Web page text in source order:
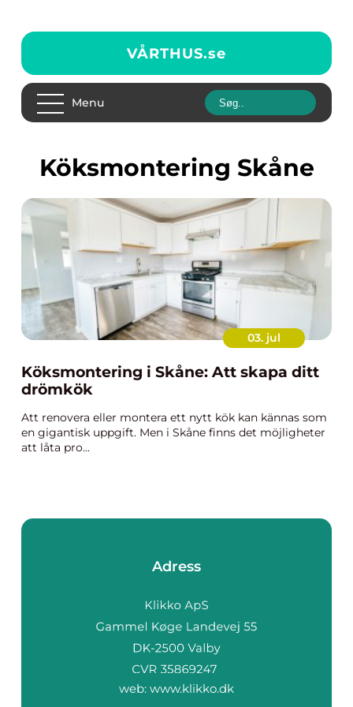
VÅRTHUS.se
Menu
Köksmontering Skåne
03. jul
Köksmontering i Skåne: Att skapa ditt
drömkök
Att renovera eller montera ett nytt kök kan kännas som
en gigantisk uppgift. Men i Skåne finns det möjligheter
att låta pro...
Adress
web: www.klikko.dk